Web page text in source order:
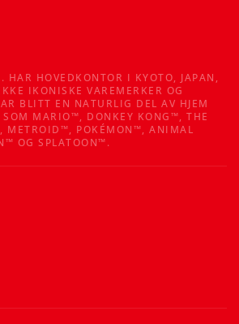
HAR HOVEDKONTOR I KYOTO, JAPAN,
IKONISKE VAREMERKER OG
BLITT EN NATURLIG DEL AV HJEM
SOM MARIO™, DONKEY KONG™, THE
METROID™, POKÉMON™, ANIMAL
OG SPLATOON™.